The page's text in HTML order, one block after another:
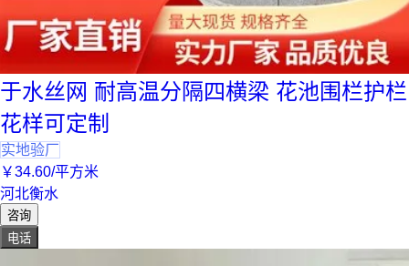
于水丝网 耐高温分隔四横梁 花池围栏护栏
花样可定制
实地验厂
￥34.60/平方米
河北衡水
咨询
电话